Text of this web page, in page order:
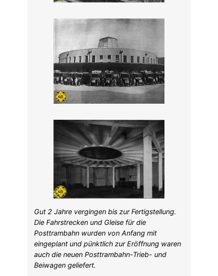
Gut 2 Jahre vergingen bis zur Fertigstellung.
Die Fahrstrecken und Gleise für die
Posttrambahn wurden von Anfang mit
eingeplant und pünktlich zur Eröffnung waren
auch die neuen Posttrambahn-Trieb- und
Beiwagen geliefert.